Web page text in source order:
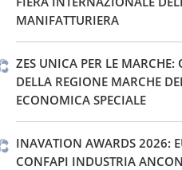
MANIFATTURIERA
ZES UNICA PER LE
DELLA REGIONE MARCHE
ECONOMICA SPECIALE
INAVATION AWARDS 2026:
CONFAPI INDUSTRIA